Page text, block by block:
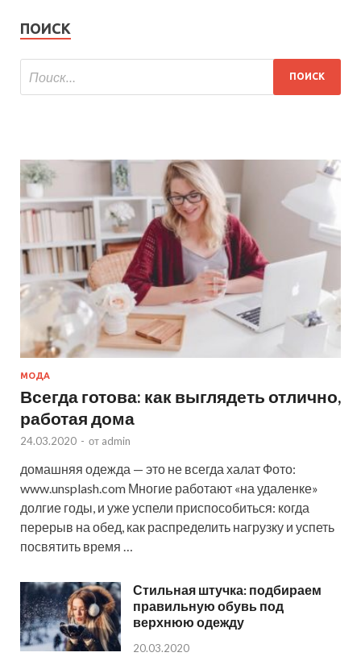
ПОИСК
МОДА
Всегда готова: как выглядеть отлично,
работая дома
24.03.2020 - от admin
домашняя одежда — это не всегда халат Фото:
www.unsplash.com Многие работают «на удаленке»
долгие годы, и уже успели приспособиться: когда
перерыв на обед, как распределить нагрузку и успеть
посвятить время …
Стильная штучка: подбираем
правильную обувь под
верхнюю одежду
20.03.2020